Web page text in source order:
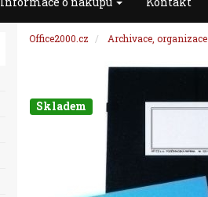
Office2000.cz Archivace, organizace
Skladem